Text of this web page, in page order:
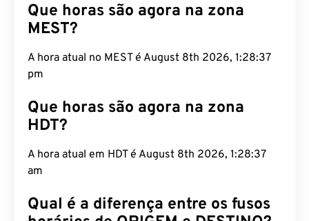
Que horas são agora na zona
MEST?
A hora atual no MEST é August 8th 2026, 1:28:38
pm
Que horas são agora na zona
HDT?
A hora atual em HDT é August 8th 2026, 1:28:38
am
Qual é a diferença entre os fusos